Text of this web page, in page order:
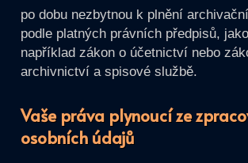
po dobu nezbytnou k plnění
podle platných právních předpisů,
například zákon o účetnictví nebo
archivnictví a spisové službě.
Vaše práva plynoucí ze
osobních údajů